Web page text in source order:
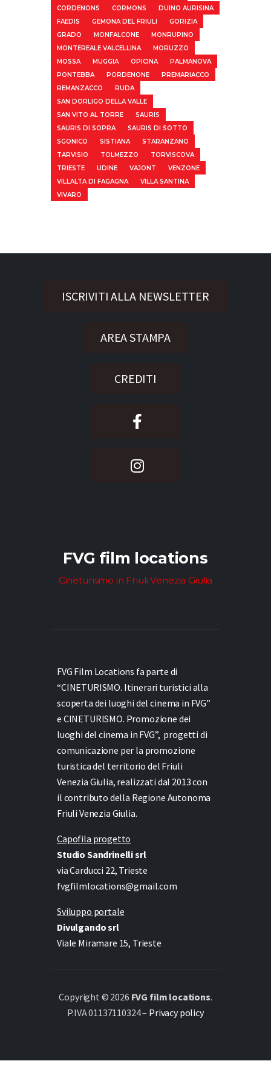
CORDENONS
CORMONS
DUINO AURISINA
FAEDIS
GEMONA DEL FRIULI
GORIZIA
GRADO
MONFALCONE
MONRUPINO
MONTEREALE VALCELLINA
MORUZZO
MOSSA
MUGGIA OPICINA
PALMANOVA
PONTEBBA
PORDENONE
PREMARIACCO
REMANZACCO
RUDA
SAN DORLIGO DELLA VALLE
SAN VITO AL TORRE
SAURIS
SAURIS DI SOPRA
SAURIS DI SOTTO
SGONICO
SISTIANA
STARANZANO
TARVISIO
TOLMEZZO
TORVISCOVA
TRIESTE
UDINE VAJONT
VENZONE
VILLALTA DI FAGAGNA
VILLA SANTINA
VIVARO
ISCRIVITI ALLA NEWSLETTER
AREA STAMPA
CREDITI
FVG film locations
Cineturismo in Friuli Venezia Giulia
FVG Film Locations fa parte di
“CINETURISMO. Itinerari turistici alla
scoperta dei luoghi del cinema in FVG”
e CINETURISMO. Promozione dei
luoghi del cinema in FVG”, progetti di
comunicazione per la promozione
turistica del territorio del Friuli
Venezia Giulia, realizzati dal 2013 con
il contributo della Regione Autonoma
Friuli Venezia Giulia.
Capofila progetto
Studio Sandrinelli srl
via Carducci 22, Trieste
fvgfilmlocations@gmail.com
Sviluppo portale
Divulgando srl
Viale Miramare 15, Trieste
Copyright © 2026 FVG film locations.
P.IVA 01137110324 – Privacy policy